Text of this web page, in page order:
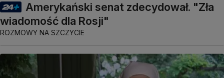
Amerykański senat zdecydował. "Zła
wiadomość dla Rosji"
ROZMOWY NA SZCZYCIE